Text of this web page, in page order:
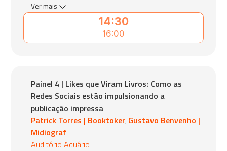
14:30
16:00
Ver mais
Painel 4 | Likes que Viram Livros: Como as
Redes Sociais estão impulsionando a
publicação impressa
Patrick Torres | Booktoker,Gustavo Benvenho |
Midiograf
Auditório Aquário